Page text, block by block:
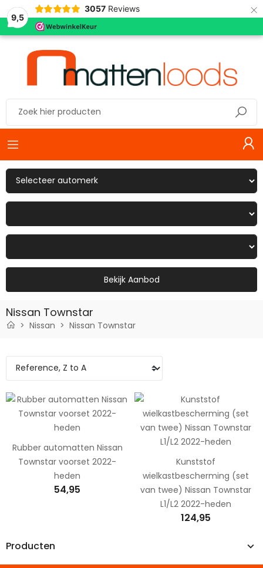
9,5
3057 Reviews ×
Bekijk Aanbod
Nissan Townstar
Nissan Nissan Townstar
Producten
Rubber automatten Nissan
Townstar voorset 2022-
heden
54,95
Kunststof
wielkastbescherming (set
van twee) Nissan Townstar
L1/L2 2022-heden
124,95